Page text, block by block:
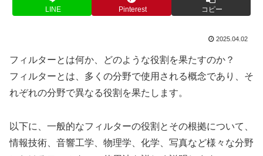
LINE Pinterest コピー
2025.04.02
フィルターとは何か、どのような役割を果たすのか？
フィルターとは、多くの分野で使用される概念であり、そ
れぞれの分野で異なる役割を果たします。
以下に、一般的なフィルターの役割とその根拠について、
情報技術、音響工学、物理学、化学、写真など様々な分野